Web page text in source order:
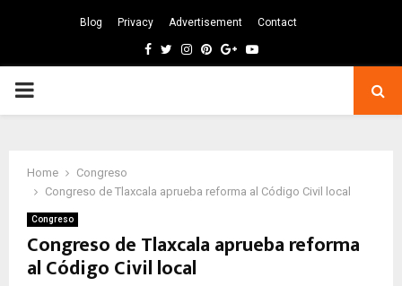
Blog Privacy Advertisement Contact
Facebook
TwitterInstagram
Pinterest
GoogleYoutube
PRIMARY
Home
Congreso
Congreso de Tlaxcala aprueba reforma al Código Civil local
Congreso
Congreso de Tlaxcala aprueba reforma
al Código Civil local